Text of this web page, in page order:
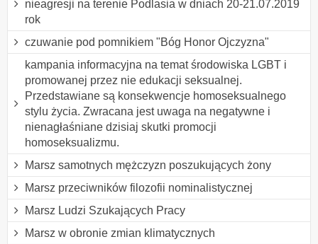
nieagresji na terenie Podlasia w dniach 20-21.07.2019
rok
czuwanie pod pomnikiem "Bóg Honor Ojczyzna"
kampania informacyjna na temat środowiska LGBT i
promowanej przez nie edukacji seksualnej.
Przedstawiane są konsekwencje homoseksualnego
stylu życia. Zwracana jest uwaga na negatywne i
nienagłaśniane dzisiaj skutki promocji
homoseksualizmu.
Marsz samotnych mężczyzn poszukujących żony
Marsz przeciwników filozofii nominalistycznej
Marsz Ludzi Szukających Pracy
Marsz w obronie zmian klimatycznych